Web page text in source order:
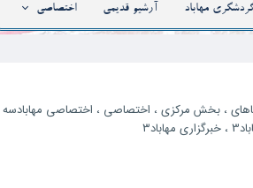
مهاباد آرشیو قدیمی اختصاصی
،بخش مرکزی ، اختصاصی ، اختصاصی مهابادسه
،خبرگزاری مهاباد۳